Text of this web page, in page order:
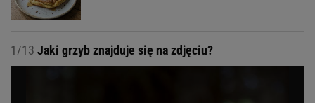
1/13 Jaki grzyb znajduje się na zdjęciu?